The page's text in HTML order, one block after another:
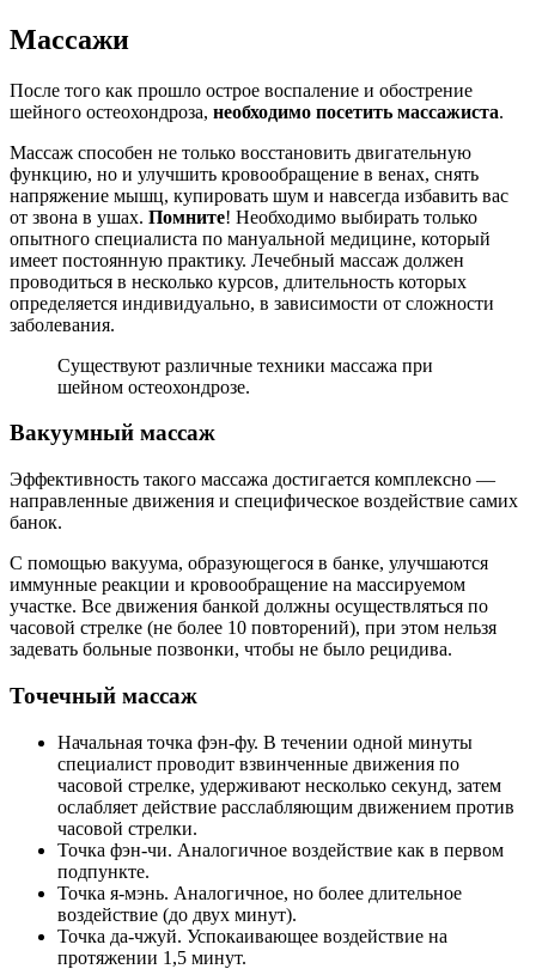
Массажи
После того как прошло острое воспаление и обострение
шейного остеохондроза, необходимо посетить массажиста.
Массаж способен не только восстановить двигательную
функцию, но и улучшить кровообращение в венах, снять
напряжение мышц, купировать шум и навсегда избавить вас
от звона в ушах. Помните! Необходимо выбирать только
опытного специалиста по мануальной медицине, который
имеет постоянную практику. Лечебный массаж должен
проводиться в несколько курсов, длительность которых
определяется индивидуально, в зависимости от сложности
заболевания.
Существуют различные техники массажа при
шейном остеохондрозе.
Вакуумный массаж
Эффективность такого массажа достигается комплексно —
направленные движения и специфическое воздействие самих
банок.
С помощью вакуума, образующегося в банке, улучшаются
иммунные реакции и кровообращение на массируемом
участке. Все движения банкой должны осуществляться по
часовой стрелке (не более 10 повторений), при этом нельзя
задевать больные позвонки, чтобы не было рецидива.
Точечный массаж
Начальная точка фэн-фу. В течении одной минуты
специалист проводит взвинченные движения по
часовой стрелке, удерживают несколько секунд, затем
ослабляет действие расслабляющим движением против
часовой стрелки.
Точка фэн-чи. Аналогичное воздействие как в первом
подпункте.
Точка я-мэнь. Аналогичное, но более длительное
воздействие (до двух минут).
Точка да-чжуй. Успокаивающее воздействие на
протяжении 1,5 минут.